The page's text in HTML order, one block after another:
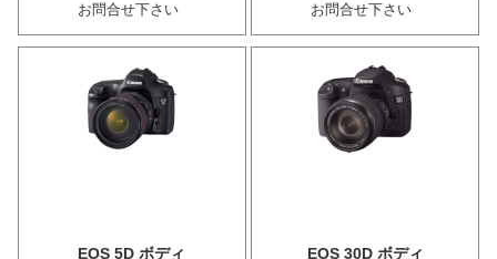
お問合せ下さい
お問合せ下さい
EOS 5D ボディ EOS 30D ボディ